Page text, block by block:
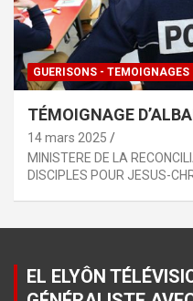
GUERISONS - TEMOIGNAGES
TÉMOIGNAGE
14 mars 2025
MINISTERE DE LA
DISCIPLES POUR JESUS-
EL ELYÔN